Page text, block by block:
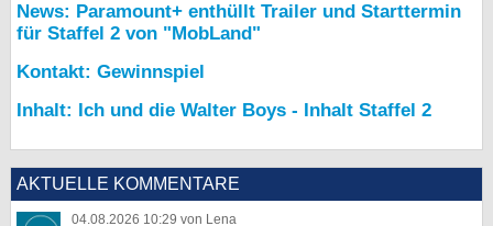
News: Paramount+ enthüllt Trailer und Starttermin
für Staffel 2 von "MobLand"
Kontakt: Gewinnspiel
Inhalt: Ich und die Walter Boys - Inhalt Staffel 2
AKTUELLE KOMMENTARE
04.08.2026 10:29 von Lena